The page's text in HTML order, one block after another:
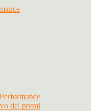
dei premi